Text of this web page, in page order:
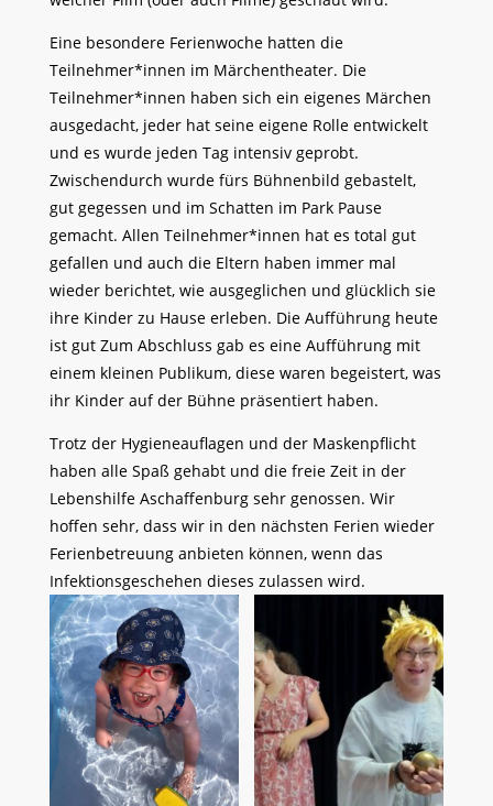
Eine besondere Ferienwoche hatten die
Teilnehmer*innen im Märchentheater. Die
Teilnehmer*innen haben sich ein eigenes Märchen
ausgedacht, jeder hat seine eigene Rolle entwickelt
und es wurde jeden Tag intensiv geprobt.
Zwischendurch wurde fürs Bühnenbild gebastelt,
gut gegessen und im Schatten im Park Pause
gemacht. Allen Teilnehmer*innen hat es total gut
gefallen und auch die Eltern haben immer mal
wieder berichtet, wie ausgeglichen und glücklich sie
ihre Kinder zu Hause erleben. Die Aufführung heute
ist gut Zum Abschluss gab es eine Aufführung mit
einem kleinen Publikum, diese waren begeistert, was
ihr Kinder auf der Bühne präsentiert haben.
Trotz der Hygieneauflagen und der Maskenpflicht
haben alle Spaß gehabt und die freie Zeit in der
Lebenshilfe Aschaffenburg sehr genossen. Wir
hoffen sehr, dass wir in den nächsten Ferien wieder
Ferienbetreuung anbieten können, wenn das
Infektionsgeschehen dieses zulassen wird.